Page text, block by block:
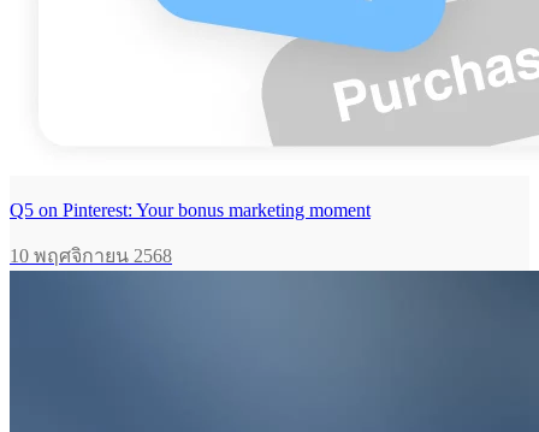
Q5 on Pinterest: Your bonus marketing moment
10 พฤศจิกายน 2568